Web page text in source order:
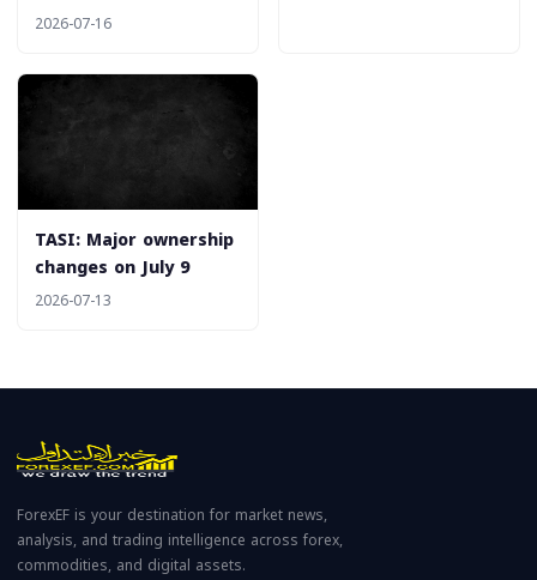
2026-07-16
‎TASI: Major ownership
changes on July 9
2026-07-13
ForexEF is your destination for market news,
analysis, and trading intelligence across forex,
commodities, and digital assets.